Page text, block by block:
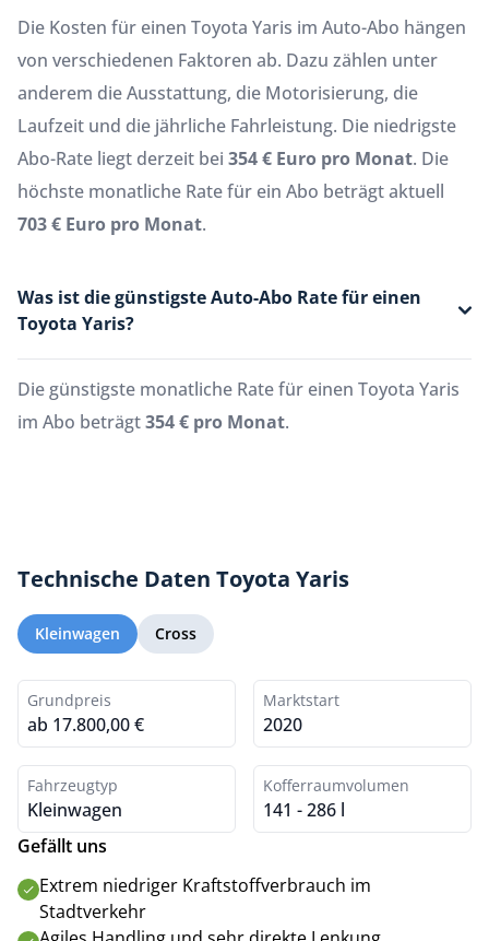
Die Kosten für einen Toyota Yaris im Auto-Abo hängen
von verschiedenen Faktoren ab. Dazu zählen unter
anderem die Ausstattung, die Motorisierung, die
Laufzeit und die jährliche Fahrleistung. Die niedrigste
Abo-Rate liegt derzeit bei 354 € Euro pro Monat. Die
höchste monatliche Rate für ein Abo beträgt aktuell
703 € Euro pro Monat.
Was ist die günstigste Auto-Abo Rate für einen
Toyota Yaris?
Die günstigste monatliche Rate für einen Toyota Yaris
im Abo beträgt354 € pro Monat.
Technische Daten Toyota Yaris
Kleinwagen Cross
Grundpreis
ab 17.800,00 €
Marktstart
2020
Fahrzeugtyp
Kleinwagen
Kofferraumvolumen
141 - 286 l
Gefällt uns
Extrem niedriger Kraftstoffverbrauch im
Stadtverkehr